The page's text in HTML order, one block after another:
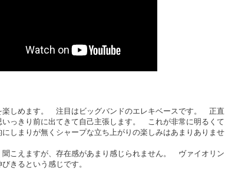
楽しめます。 注目はビッグバンドのエレキベースです。 正直
いっきり前に出てきて自己主張します。 これが非常に明るくて
しまりが無くシャープな立ち上がりの楽しみはあまりありませ
聞こえますが、存在感があまり感じられません。 ヴァイオリン
きるという感じです。